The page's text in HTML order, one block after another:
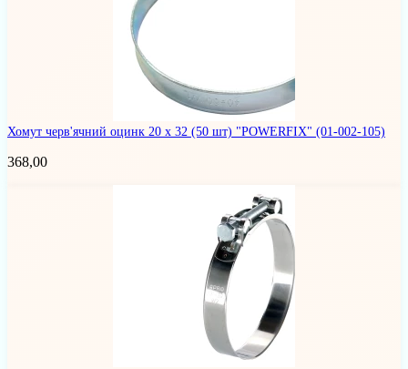
Хомут черв'ячний оцинк 20 х 32 (50 шт) "POWERFIX" (01-002-105)
368,00